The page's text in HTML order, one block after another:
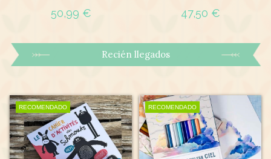
50,99 € 47,50 €
Recién llegados
RECOMENDADO RECOMENDADO